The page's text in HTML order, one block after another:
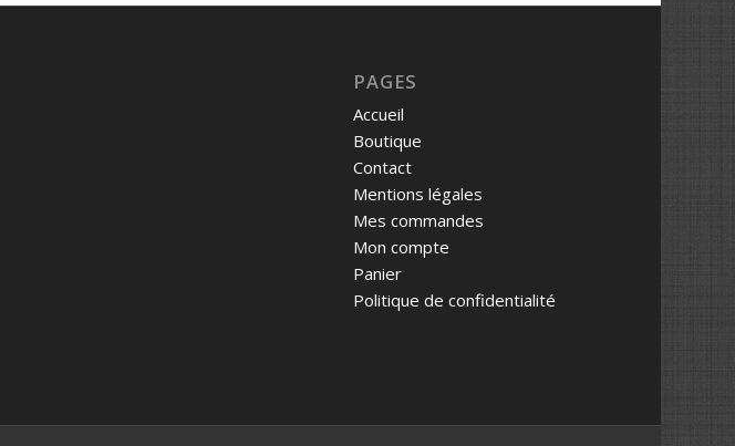
PAGES
Accueil
Boutique
Contact
Mentions légales
Mes commandes
Mon compte
Panier
Politique de confidentialité